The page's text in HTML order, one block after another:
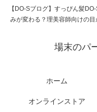
【DO-Sブログ】すっぴん髪
みが変わる？理美容師向けの
場末のパ
ホーム
オンラインストア